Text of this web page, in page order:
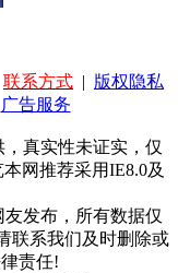
联系方式 | 版权隐私
广告服务
真实性未证实，仅
网推荐采用IE8.0及
发布，所有数据仅
联系我们及时删除或
责任!